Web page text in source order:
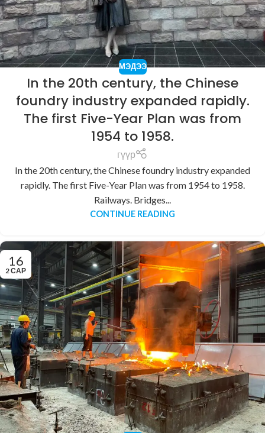
МЭДЭЭ
In the 20th century, the Chinese
foundry industry expanded rapidly.
The first Five-Year Plan was from
1954 to 1958.
гүүр
In the 20th century, the Chinese foundry industry expanded
rapidly. The first Five-Year Plan was from 1954 to 1958.
Railways. Bridges...
CONTINUE READING
16
2 САР